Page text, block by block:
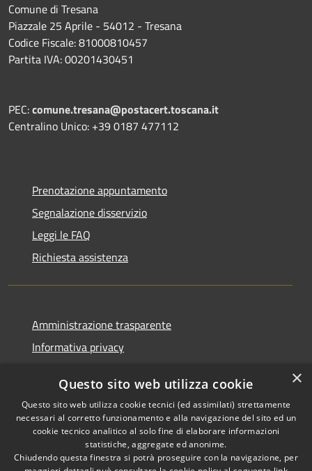
Comune di Tresana
Piazzale 25 Aprile - 54012 - Tresana
Codice Fiscale: 81000810457
Partita IVA: 00201430451
PEC:comune.tresana@postacert.toscana.it
Centralino Unico: +39 0187 477112
Prenotazione appuntamento
Segnalazione disservizio
Leggi le FAQ
Richiesta assistenza
Amministrazione trasparente
Informativa privacy
Dichiarazione di accessibilità
RSS
Copyright © 2026 • Comune di
×
Questo sito web utilizza cookie
Questo sito web utilizza cookie tecnici (ed assimilati) strettamente
necessari al corretto funzionamento e alla navigazione del sito ed un
cookie tecnico analitico al solo fine di elaborare informazioni
statistiche, aggregate ed anonime.
Chiudendo questa finestra si potrà proseguire con la navigazione, per